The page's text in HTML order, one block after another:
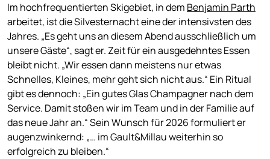
Im hochfrequentierten Skigebiet, in dem Benjamin Parth
arbeitet, ist die Silvesternacht eine der intensivsten des
Jahres. „Es geht uns an diesem Abend ausschließlich um
unsere Gäste“, sagt er. Zeit für ein ausgedehntes Essen
bleibt nicht. „Wir essen dann meistens nur etwas
Schnelles, Kleines, mehr geht sich nicht aus.“ Ein Ritual
gibt es dennoch: „Ein gutes Glas Champagner nach dem
Service. Damit stoßen wir im Team und in der Familie auf
das neue Jahr an.“ Sein Wunsch für 2026 formuliert er
augenzwinkernd: „… im Gault&Millau weiterhin so
erfolgreich zu bleiben.“